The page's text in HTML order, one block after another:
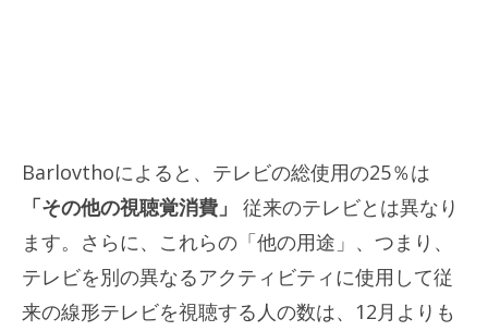
Barlovthoによると、テレビの総使用の25％は
「その他の視聴覚消費」 従来のテレビとは異なり
ます。さらに、これらの「他の用途」、つまり、
テレビを別の異なるアクティビティに使用して従
来の線形テレビを視聴する人の数は、12月よりも